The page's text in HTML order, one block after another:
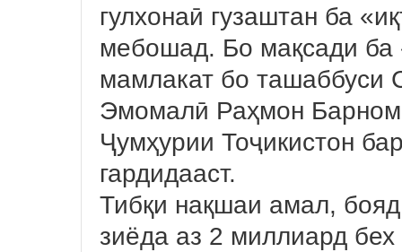
гулхонаӣ гузаштан ба
мебошад. Бо мақсади ба
мамлакат бо ташаббуси
Эмомалӣ Раҳмон
Ҷумҳурии Тоҷикистон
гардидааст.
Тибқи нақшаи амал,
зиёда аз 2 миллиард